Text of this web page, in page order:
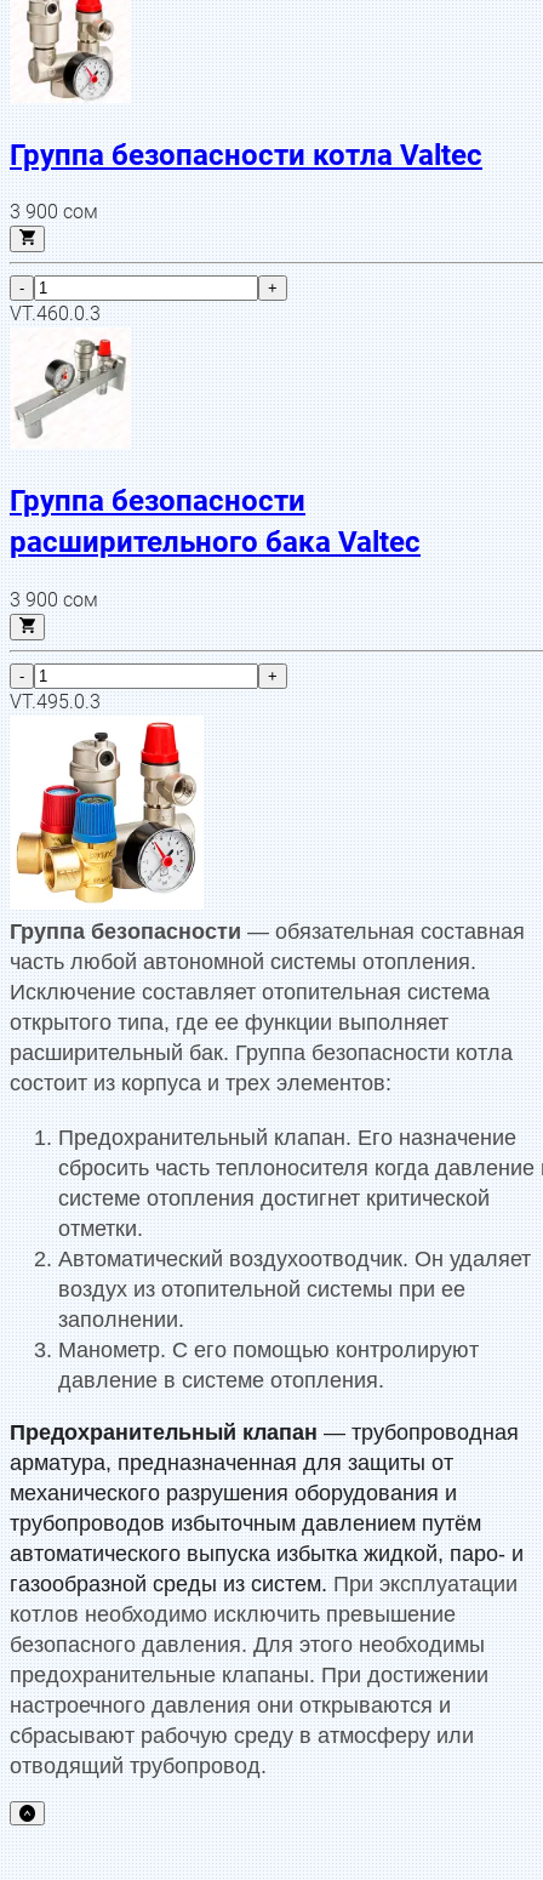
Группа безопасности котла Valtec
3 900сом
- +
VT.460.0.3
Группа безопасности
расширительного бака Valtec
3 900сом
- +
VT.495.0.3
Группа безопасности— обязательная составная
часть любой автономной системы отопления.
Исключение составляет отопительная система
открытого типа, где ее функции выполняет
расширительный бак. Группа безопасности котла
состоит из корпуса и трех элементов:
Предохранительный клапан. Его назначение
сбросить часть теплоносителя когда давление
системе отопления достигнет критической
отметки.
Автоматический воздухоотводчик. Он удаляет
воздух из отопительной системы при ее
заполнении.
Манометр. С его помощью контролируют
давление в системе отопления.
Предохранительный клапан— трубопроводная
арматура, предназначенная для защиты от
механического разрушения оборудования и
трубопроводов избыточным давлением путём
автоматического выпуска избытка жидкой, паро- и
газообразной среды из систем.При эксплуатации
котлов необходимо исключить превышение
безопасного давления. Для этого необходимы
предохранительные клапаны. При достижении
настроечного давления они открываются и
сбрасывают рабочую среду в атмосферу или
отводящий трубопровод.